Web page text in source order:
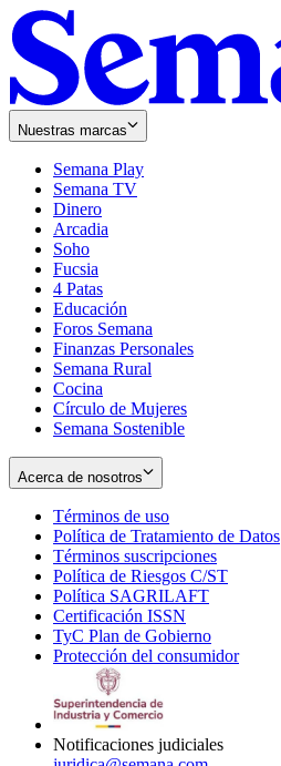
Nuestras marcas
Semana Play
Semana TV
Dinero
Arcadia
Soho
in
new
window
Fucsia
in
new
window
4 Patas
Educación
Foros Semana
Finanzas Personales
Semana Rural
Cocina
Círculo de Mujeres
Semana Sostenible
Acerca de nosotros
Términos de uso
in
new
window
Política de Tratamiento de Datos
Términos suscripciones
in
Política de Riesgos C/ST
Política SAGRILAFT
new
window
Certificación ISSN
in
new
TyC Plan de Gobierno
in
Protección del consumidorOpens
Notificaciones judiciales